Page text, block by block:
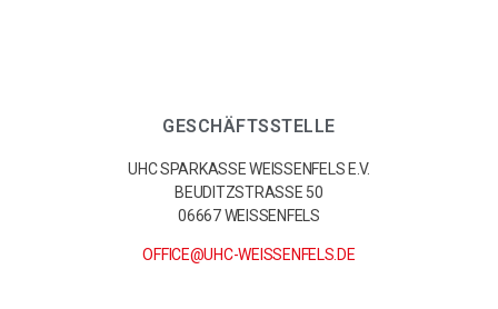
GESCHÄFTSSTELLE
UHC SPARKASSE WEISSENFELS E.V.
BEUDITZSTRASSE 50
06667 WEISSENFELS
OFFICE@UHC-WEISSENFELS.DE